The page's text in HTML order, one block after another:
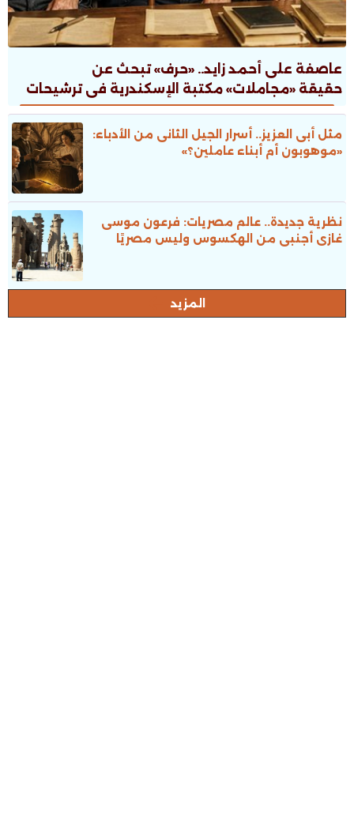
عاصفة على أحمد زايد.. «حرف» تبحث عن
حقيقة «مجاملات» مكتبة الإسكندرية فى ترشيحات
جوائز الدولة
مثل أبى العزيز.. أسرار الجيل الثانى من الأدباء:
«موهوبون أم أبناء عاملين؟»
نظرية جديدة.. عالم مصريات: فرعون موسى
غازى أجنبى من الهكسوس وليس مصريًا
المزيد